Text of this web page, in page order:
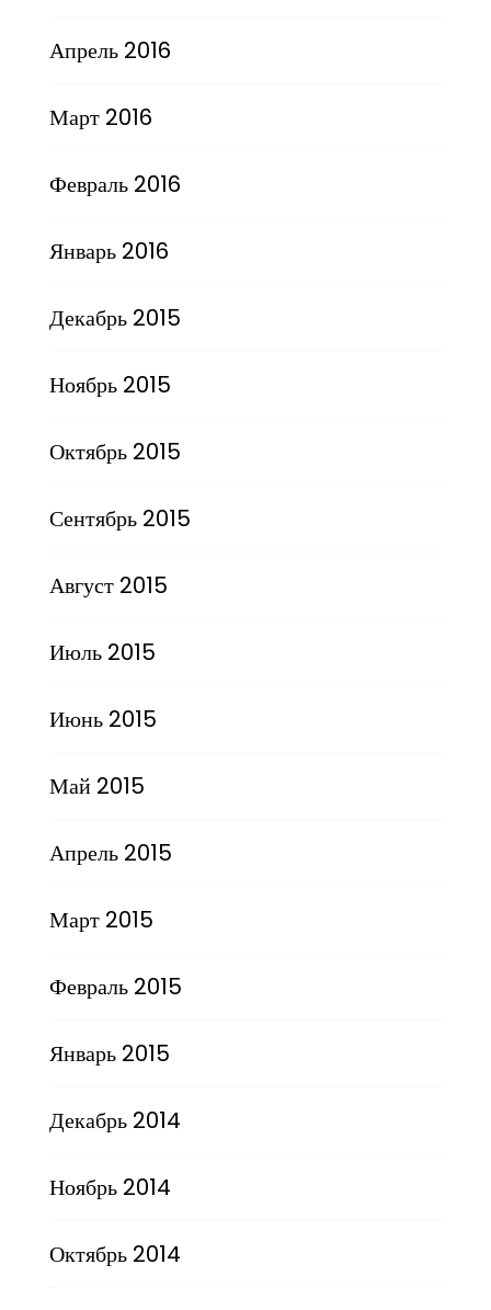
Апрель 2016
Март 2016
Февраль 2016
Январь 2016
Декабрь 2015
Ноябрь 2015
Октябрь 2015
Сентябрь 2015
Август 2015
Июль 2015
Июнь 2015
Май 2015
Апрель 2015
Март 2015
Февраль 2015
Январь 2015
Декабрь 2014
Ноябрь 2014
Октябрь 2014